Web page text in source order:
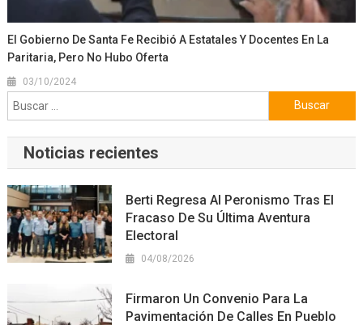
El Gobierno De Santa Fe Recibió A Estatales Y Docentes En La
Paritaria, Pero No Hubo Oferta
03/10/2024
Buscar:
Noticias recientes
Berti Regresa Al Peronismo Tras El
Fracaso De Su Última Aventura
Electoral
04/08/2026
Firmaron Un Convenio Para La
Pavimentación De Calles En Pueblo